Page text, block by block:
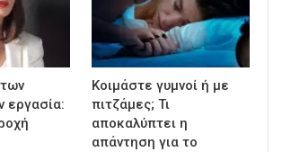
εργασία:
Κοιμάστε γυμνοί ή με
πιτζάμες; Τι
αποκαλύπτει η
απάντηση για το